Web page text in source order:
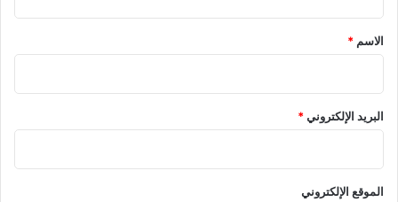
*
الاسم *
البريد الإلكتروني*
الموقع الإلكتروني